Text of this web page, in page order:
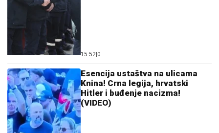
"ZAPLAČEM KADA MI JE TEŠKO"
nakon izlaska iz "Laze" ne odvaja od Kaspera: On joj